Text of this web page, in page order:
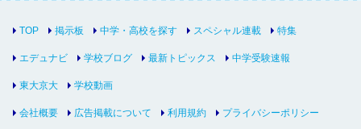
TOP 掲示板 中学・高校を探す スペシャル連載 特集
エデュナビ 学校ブログ 最新トピックス 中学受験速報
東大京大 学校動画
会社概要 広告掲載について 利用規約 プライバシーポリシー